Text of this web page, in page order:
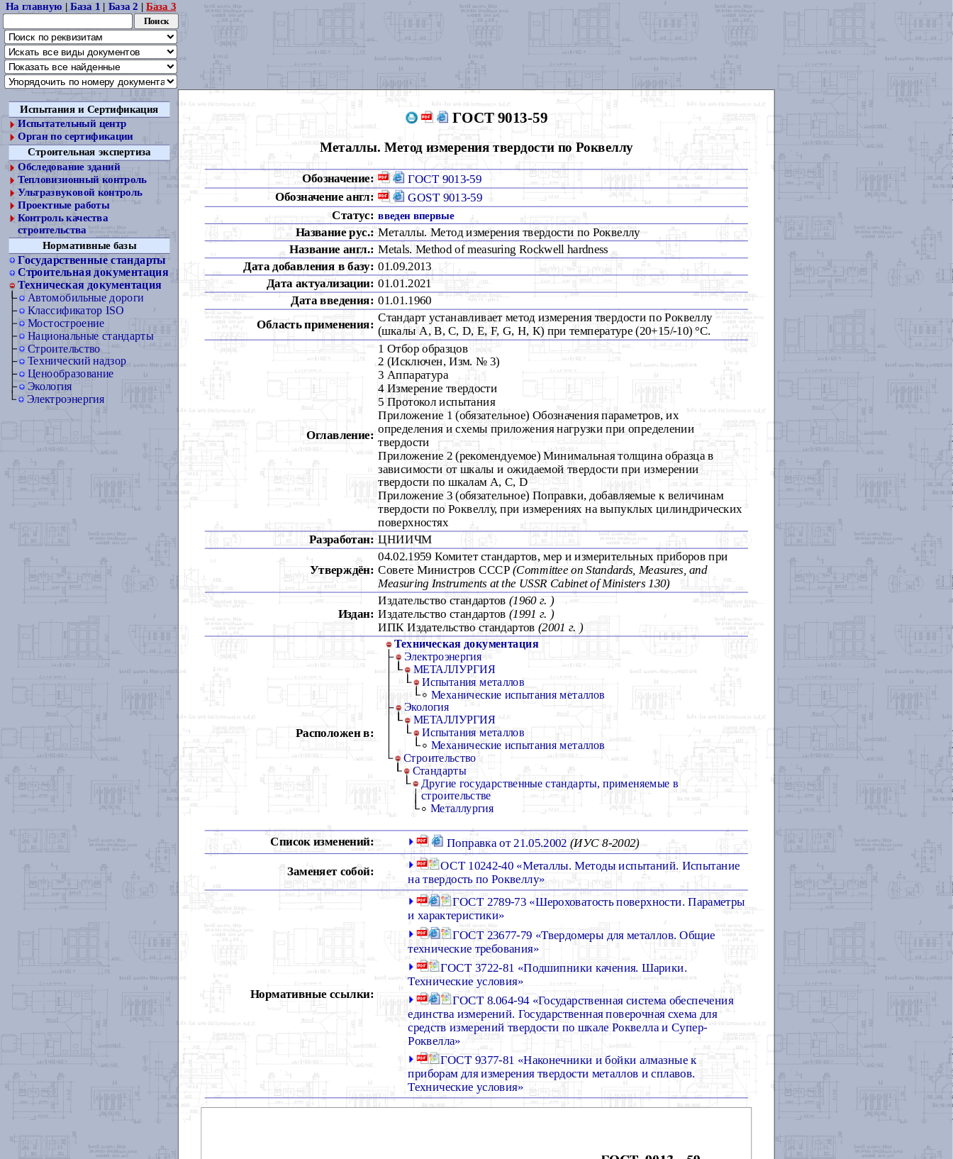
На главную |База 1 | База 2 |База 3
Испытания и Сертификация
Испытательный центр
Орган по сертификации
Строительная экспертиза
Обследование зданий
Тепловизионный контроль
Ультразвуковой контроль
Проектные работы
Контроль качества
строительства
Нормативные базы
Государственные стандарты
Строительная документация
Техническая документация
Автомобильные дороги
Классификатор ISO
Мостостроение
Национальные стандарты
Строительство
Технический надзор
Ценообразование
Экология
Электроэнергия
ГОСТ 9013-59
Металлы. Метод измерения твердости по Роквеллу
Обозначение: ГОСТ 9013-59
Обозначение англ: GOST 9013-59
Статус: введен впервые
Название рус.: Металлы. Метод измерения твердости по Роквеллу
Название англ.: Metals. Method of measuring Rockwell hardness
Дата добавления в базу: 01.09.2013
Дата актуализации: 01.01.2021
Дата введения: 01.01.1960
Область применения:
Стандарт устанавливает метод измерения твердости по Роквеллу
(шкалы А, В, С, D, E, F, G, Н, К) при температуре (20+15/-10) °С.
Оглавление:
1 Отбор образцов
2 (Исключен, Изм. № 3)
3 Аппаратура
4 Измерение твердости
5 Протокол испытания
Приложение 1 (обязательное) Обозначения параметров, их
определения и схемы приложения нагрузки при определении
твердости
Приложение 2 (рекомендуемое) Минимальная толщина образца в
зависимости от шкалы и ожидаемой твердости при измерении
твердости по шкалам А, С, D
Приложение 3 (обязательное) Поправки, добавляемые к величинам
твердости по Роквеллу, при измерениях на выпуклых цилиндрических
поверхностях
Разработан: ЦНИИЧМ
Утверждён:
04.02.1959 Комитет стандартов, мер и измерительных приборов при
Совете Министров СССР(Committee on Standards, Measures, and
Measuring Instruments at the USSR Cabinet of Ministers 130)
Издан:
Издательство стандартов (1960 г. )
Издательство стандартов (1991 г. )
ИПК Издательство стандартов (2001 г. )
Расположен в:
Техническая документация
Электроэнергия
МЕТАЛЛУРГИЯ
Испытания металлов
Механические испытания металлов
Экология
МЕТАЛЛУРГИЯ
Испытания металлов
Механические испытания металлов
Строительство
Стандарты
Другие государственные стандарты, применяемые в
строительстве
Металлургия
Список изменений: Поправка от 21.05.2002 (ИУС 8-2002)
Заменяет собой: ОСТ 10242-40 «Металлы. Методы испытаний. Испытание
на твердость по Роквеллу»
Нормативные ссылки:
ГОСТ 2789-73 «Шероховатость поверхности. Параметры
и характеристики»
ГОСТ 23677-79 «Твердомеры для металлов. Общие
технические требования»
ГОСТ 3722-81 «Подшипники качения. Шарики.
Технические условия»
ГОСТ 8.064-94 «Государственная система обеспечения
единства измерений. Государственная поверочная схема для
средств измерений твердости по шкале Роквелла и Супер-
Роквелла»
ГОСТ 9377-81 «Наконечники и бойки алмазные к
приборам для измерения твердости металлов и сплавов.
Технические условия»